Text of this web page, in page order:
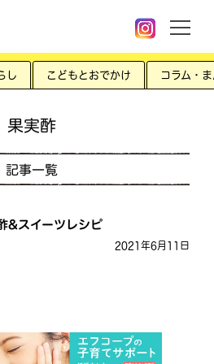
し こどもとおでかけ コラム・
果実酢
記事一覧
&スイーツレシピ
2021年6月11日